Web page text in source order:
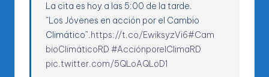
La cita es hoy a las 5:00 de la tarde.
“Los Jóvenes en acción por el Cambio
Climático”.https://t.co/EwiksyzVi6#Cam
bioClimáticoRD #AcciónporelClimaRD
pic.twitter.com/5QLoAQLoD1